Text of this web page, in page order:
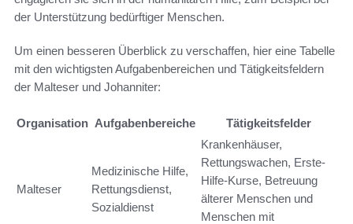
der Unterstützung bedürftiger Menschen.
Um einen besseren Überblick zu verschaffen, hier eine Tabelle
mit den wichtigsten Aufgabenbereichen und Tätigkeitsfeldern
der Malteser und Johanniter:
Organisation Aufgabenbereiche Tätigkeitsfelder
Malteser
Medizinische Hilfe,
Rettungsdienst,
Sozialdienst
Krankenhäuser,
Rettungswachen, Erste-
Hilfe-Kurse, Betreuung
älterer Menschen und
Menschen mit